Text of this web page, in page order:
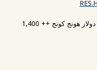
ابتداءً من 1,400 دولار هونج كونج ++ 1,400